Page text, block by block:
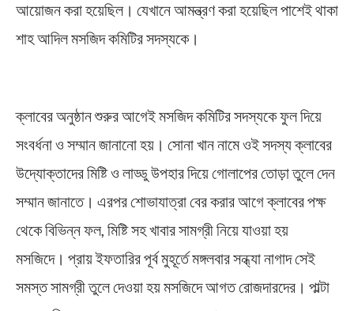
আয়োজন করা হয়েছিল। যেখানে আমন্ত্রণ করা হয়েছিল পাশেই থাকা
শাহ আদিল মসজিদ কমিটির সদস্যকে।
ক্লাবের অনুষ্ঠান শুরুর আগেই মসজিদ কমিটির সদস্যকে ফুল দিয়ে
সংবর্ধনা ও সম্মান জানানো হয়। সোনা খান নামে ওই সদস্য ক্লাবের
উদ্যোক্তাদের মিষ্টি ও লাড্ডু উপহার দিয়ে গোলাপের তোড়া তুলে দেন
সম্মান জানাতে। এরপর শোভাযাত্রা বের করার আগে ক্লাবের পক্ষ
থেকে বিভিন্ন ফল, মিষ্টি সহ খাবার সামগ্রী নিয়ে যাওয়া হয়
মসজিদে। প্রায় ইফতারির পূর্ব মুহূর্তে মঙ্গলবার সন্ধ্যা নাগাদ সেই
সমস্ত সামগ্রী তুলে দেওয়া হয় মসজিদে আগত রোজদারদের। পাল্টা